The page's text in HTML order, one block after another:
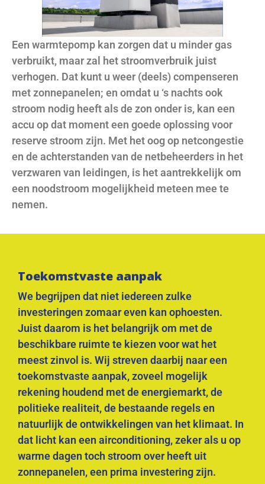
Een warmtepomp kan zorgen dat u minder gas
verbruikt, maar zal het stroomverbruik juist
verhogen. Dat kunt u weer (deels) compenseren
met zonnepanelen; en omdat u ‘s nachts ook
stroom nodig heeft als de zon onder is, kan een
accu op dat moment een goede oplossing voor
reserve stroom zijn. Met het oog op netcongestie
en de achterstanden van de netbeheerders in het
verzwaren van leidingen, is het aantrekkelijk om
een noodstroom mogelijkheid meteen mee te
nemen.
Toekomstvaste aanpak
We begrijpen dat niet iedereen zulke
investeringen zomaar even kan ophoesten.
Juist daarom is het belangrijk om met de
beschikbare ruimte te kiezen voor wat het
meest zinvol is. Wij streven daarbij naar een
toekomstvaste aanpak, zoveel mogelijk
rekening houdend met de energiemarkt, de
politieke realiteit, de bestaande regels en
natuurlijk de ontwikkelingen van het klimaat. In
dat licht kan een airconditioning, zeker als u op
warme dagen toch stroom over heeft uit
zonnepanelen, een prima investering zijn.